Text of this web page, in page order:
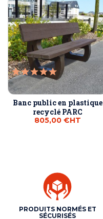
Banc public en plastique
recyclé PARC
805,00 €HT
PRODUITS NORMÉS ET
SÉCURISÉS